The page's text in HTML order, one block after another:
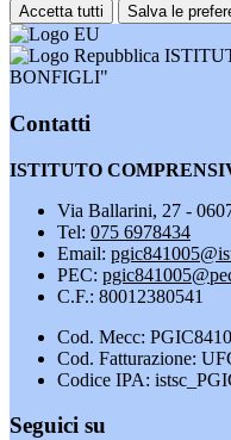
Accetta tutti Salva le
BONFIGLI"
Contatti
ISTITUTO
Via Ballarini, 27 -
Tel: 075 6978434
Email:
PEC:
C.F.: 80012380541
Cod. Mecc:
Cod. Fatturazione:
Codice IPA:
Seguici su